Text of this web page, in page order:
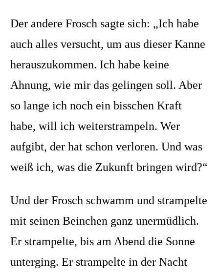
Der andere Frosch sagte sich: „Ich habe
auch alles versucht, um aus dieser Kanne
herauszukommen. Ich habe keine
Ahnung, wie mir das gelingen soll. Aber
so lange ich noch ein bisschen Kraft
habe, will ich weiterstrampeln. Wer
aufgibt, der hat schon verloren.Und was
weiß ich, was die Zukunft bringen wird?“
Und der Frosch schwamm und strampelte
mit seinen Beinchen ganz unermüdlich.
Er strampelte, bis am Abend die Sonne
unterging. Er strampelte in der Nacht